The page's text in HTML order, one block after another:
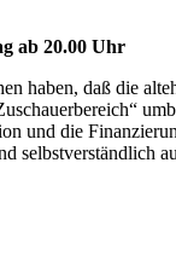
ab 20.00 Uhr
haben, daß die
und die
selbstverständlich